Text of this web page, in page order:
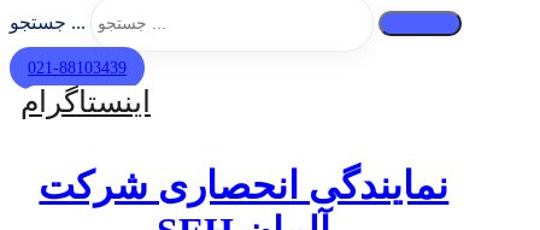
جستجو ...
021-88103439
اینستاگرام
نمایندگی انحصاری شرکت